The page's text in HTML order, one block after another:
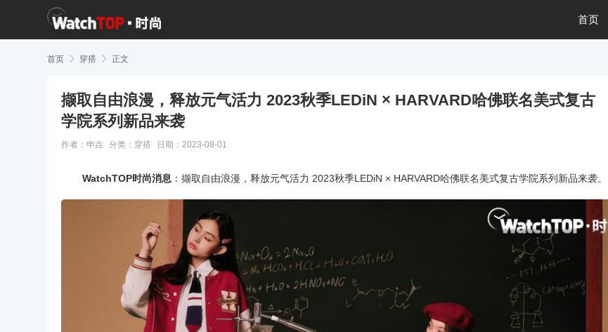
首页
首页  穿搭  正文
撷取自由浪漫，释放元气活力 2023秋季LEDiN × HARVARD哈佛联名美式复古
学院系列新品来袭
作者：申垚 分类： 穿搭 日期：2023-08-01
WatchTOP时尚消息 ：撷取自由浪漫，释放元气活力 2023秋季LEDiN × HARVARD哈佛联名美式复古学院系列新品来袭。